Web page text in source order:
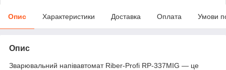
Опис Характеристики Доставка Оплата Умови
Опис
Зварювальний напівавтомат Riber-Profi RP-337MIG — це